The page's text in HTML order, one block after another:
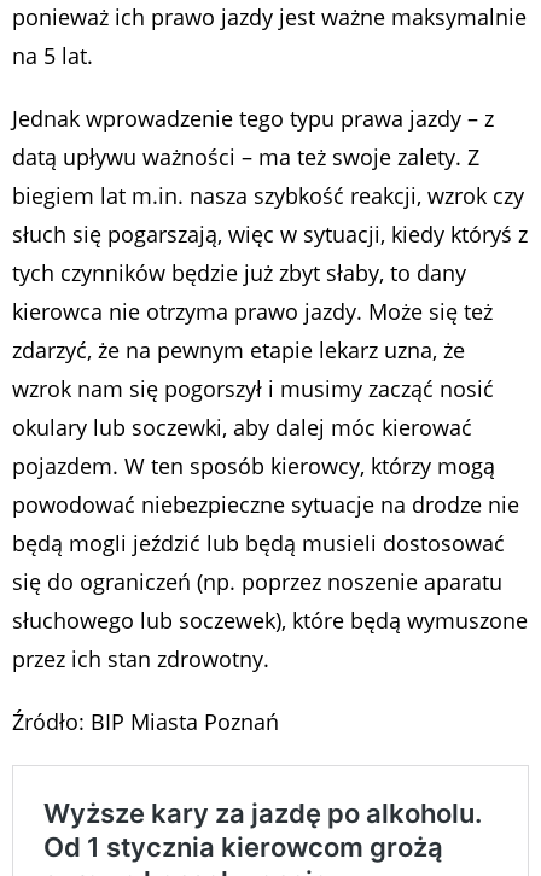
ponieważ ich prawo jazdy jest ważne maksymalnie
na 5 lat.
Jednak wprowadzenie tego typu prawa jazdy – z
datą upływu ważności – ma też swoje zalety. Z
biegiem lat m.in. nasza szybkość reakcji, wzrok czy
słuch się pogarszają, więc w sytuacji, kiedy któryś z
tych czynników będzie już zbyt słaby, to dany
kierowca nie otrzyma prawo jazdy. Może się też
zdarzyć, że na pewnym etapie lekarz uzna, że
wzrok nam się pogorszył i musimy zacząć nosić
okulary lub soczewki, aby dalej móc kierować
pojazdem. W ten sposób kierowcy, którzy mogą
powodować niebezpieczne sytuacje na drodze nie
będą mogli jeździć lub będą musieli dostosować
się do ograniczeń (np. poprzez noszenie aparatu
słuchowego lub soczewek), które będą wymuszone
przez ich stan zdrowotny.
Źródło: BIP Miasta Poznań